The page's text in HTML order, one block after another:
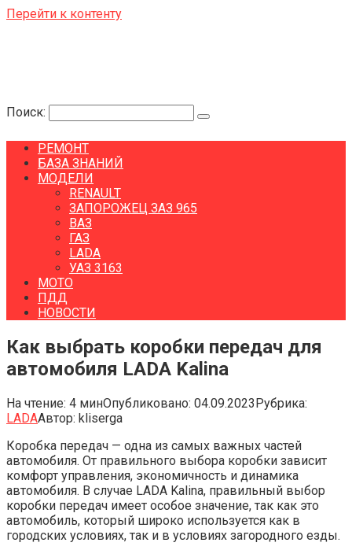
Перейти к контенту
Поиск:
РЕМОНТ
БАЗА ЗНАНИЙ
МОДЕЛИ
RENAULT
ЗАПОРОЖЕЦ ЗАЗ 965
ВАЗ
ГАЗ
LADA
УАЗ 3163
МОТО
ПДД
НОВОСТИ
Как выбрать коробки передач для
автомобиля LADA Kalina
На чтение: 4 минОпубликовано: 04.09.2023Рубрика:
LADAАвтор: kliserga
Коробка передач — одна из самых важных частей
автомобиля. От правильного выбора коробки зависит
комфорт управления, экономичность и динамика
автомобиля. В случае LADA Kalina, правильный выбор
коробки передач имеет особое значение, так как это
автомобиль, который широко используется как в
городских условиях, так и в условиях загородного езды.